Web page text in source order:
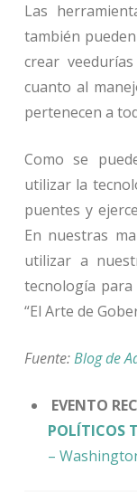
Las
también
crear
cuanto al
pertenecen a
Como se
utilizar la
puentes y
En nuestras
utilizar a
tecnología para
“El Arte de
Fuente:Blog de
EVENTO
POLÍTICOS
–